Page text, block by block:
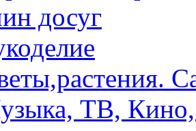
досуг
ТВ,